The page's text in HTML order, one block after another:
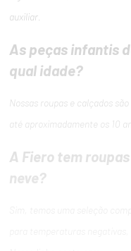
auxiliar.
As peças infantis
qual idade?
Nossas roupas e calçados
até aproximadamente os 10
A Fiero tem
neve?